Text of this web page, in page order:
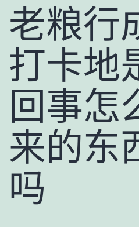
老粮行
打卡地
回事怎
来的东
吗